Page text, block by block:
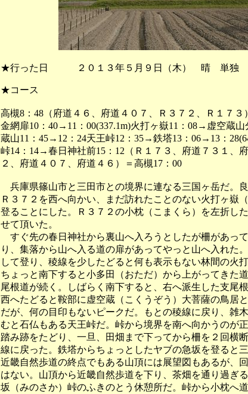
★行った日 ２０１３年５月９日（木） 晴 単独
★コース
高槻8：48（府道４６、府道４０７、Ｒ３７２、Ｒ１７３
金網扉10：40→11：00(337.1m)火打ヶ嶽11：08→虚空蔵
蔵山11：45→12：24天王峠12：35→鉄塔13：06→13：
峠14：14→春日神社前15：12（Ｒ１７３、府道７３１、
２、府道４０７、府道４６）＝高槻17：00
兵庫県篠山市と三田市との境界に連なる三国ヶ岳だ。
Ｒ３７２を西へ向かい、まだ訪れたことのない火打ヶ嶽
登ることにした。Ｒ３７２の小枕（こまくら）を左折し
せて頂いた。
すぐ先の春日神社から裏山へ入ろうとしたが柵があっ
り、集落から山へ入る道の扉があってやっと山へ入れた
して登り、稜線を少したどると何も表示もない林間の火
ちょっと南下すると小多田（おただ）から上がってきた
尾根道が続く。しばらく南下すると、右へ派生した支尾
西へたどると鞍部に虚空蔵（こくうぞう）大菩薩の鳥居
だが、何の目印もないピークだ。もとの稜線に戻り、雑
むと石仏もある天王峠だ。峠から境界を南へ向かうのが
踏み跡をたどり、一旦、田畑まで下ってから柵を２回横
線に戻った。鉄塔からちょっとしたヤブの急坂を登ると
近畿自然歩道の終点でもある山頂には展望図もあるが、
はない。山頂から近畿自然歩道を下り、茶畑を通り過ぎ
坂（みのさか）峠のふきのとう休憩所だ。峠から小枕へ